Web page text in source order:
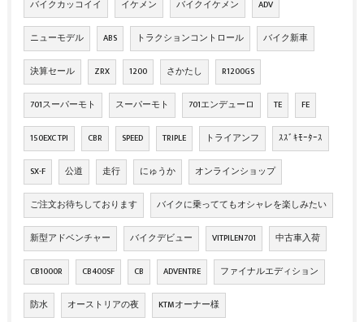
バイクカッコイイ イケメン バイクイケメン ADV
ニューモデル ABS トラクションコントロール バイク新車
決算セール ZRX 1200 さかたし R1200GS
701スーパーモト スーパーモト 701エンデューロ TE FE
150EXC TPI CBR SPEED TRIPLE トライアンフ ｽｽﾞｷﾓｰﾀｰｽ
SX-F 公道 走行 にゅうか オンラインショップ
ご注文お待ちしております バイクに乗っててもオシャレを楽しみたい
新型アドベンチャー バイクデビュー VITPILEN701 中古車入荷
CB1000R CB400SF CB ADVENTRE ファイナルエディション
防水 オーストリアの夜 KTMオーナー様